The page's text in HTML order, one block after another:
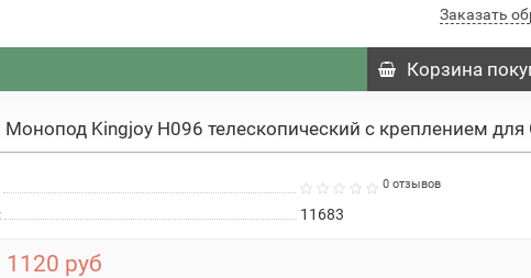
Заказать
Корзина
Монопод Kingjoy H096 телескопический с креплением для
0 отзывов
11683
1120 руб